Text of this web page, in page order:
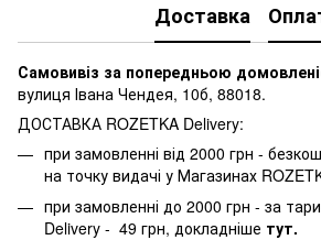
Доставка
Самовивіз за попередньою
вулиця Івана Чендея, 10б, 88018.
ДОСТАВКА ROZETKA Delivery:
при замовленні від 2000 грн -
на точку видачі у Магазинах
при замовленні до 2000 грн - за
Delivery - 49 грн, докладніше тут.